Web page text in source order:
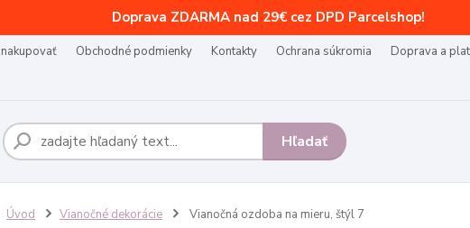
Doprava ZDARMA nad 29€ cez DPD Parcelshop!
Obchodné podmienky Kontakty Ochrana súkromia
Doprava a
Hľadať
Úvod Vianočné dekorácie Vianočná ozdoba na mieru, štýl 7